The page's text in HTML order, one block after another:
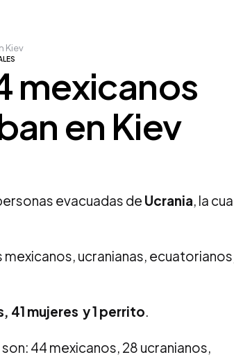
mexicanos
en Kiev
Kiev
evacuadas de Ucrania, la
mexicanos, ucranianas,
41 mujeres y 1 perrito.
44 mexicanos, 28 ucranianos,